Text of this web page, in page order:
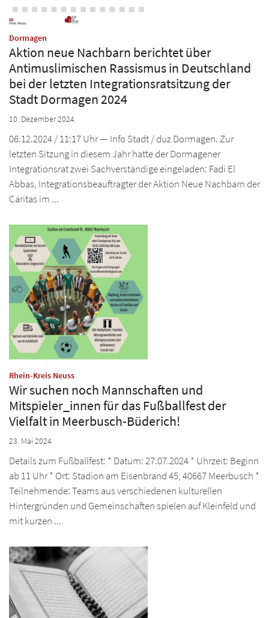
Dormagen
Aktion neue Nachbarn berichtet über
Antimuslimischen Rassismus in Deutschland
bei der letzten Integrationsratsitzung der
Stadt Dormagen 2024
10. Dezember 2024
06.12.2024 / 11:17 Uhr — Info Stadt / duz Dormagen. Zur
letzten Sitzung in diesem Jahr hatte der Dormagener
Integrationsrat zwei Sachverständige eingeladen: Fadi El
Abbas, Integrationsbeauftragter der Aktion Neue Nachbarn der
Caritas im ...
Rhein-Kreis Neuss:
Wir suchen noch Mannschaften und
Mitspieler_innen für das Fußballfest der
Vielfalt in Meerbusch-Büderich!
23. Mai 2024
Details zum Fußballfest: * Datum: 27.07.2024 * Uhrzeit: Beginn
ab 11 Uhr * Ort: Stadion am Eisenbrand 45, 40667 Meerbusch *
Teilnehmende: Teams aus verschiedenen kulturellen
Hintergründen und Gemeinschaften spielen auf Kleinfeld und
mit kurzen ...